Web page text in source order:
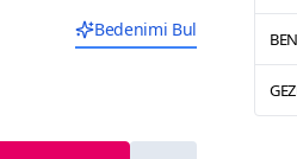
Bedenimi Bul